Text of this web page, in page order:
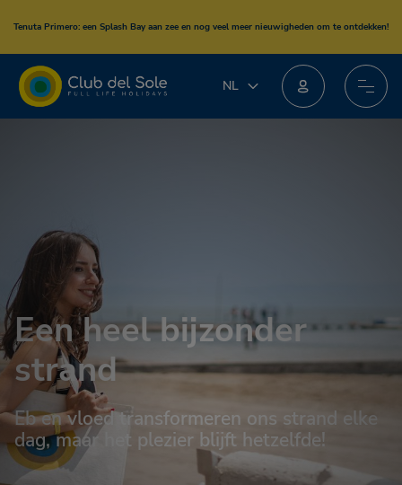
Tenuta Primero: een Splash Bay aan zee en nog veel meer nieuwigheden om te ontdekken!
NL
Een heel bijzonder
strand
Eb en vloed transformeren ons strand elke
dag, maar het plezier blijft hetzelfde!